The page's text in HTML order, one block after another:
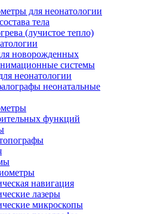
для неонатологии
тела
(лучистое тепло)
новорожденных
системы
неонатологии
неонатальные
функций
навигация
лазеры
микроскопы